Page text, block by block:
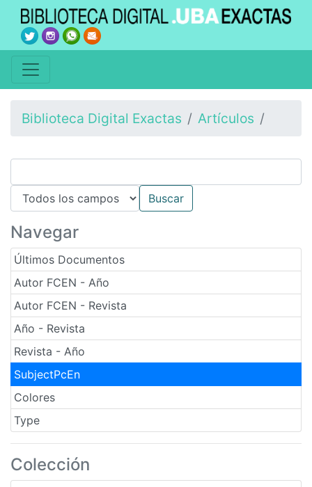
Biblioteca Digital Exactas Artículos
Navegar
Últimos Documentos
Autor FCEN - Año
Autor FCEN - Revista
Año - Revista
Revista - Año
SubjectPcEn
Colores
Type
Colección